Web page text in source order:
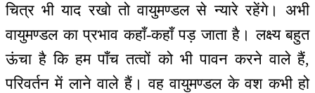
चित्र भी याद रखो तो वायुमण्डल से न्यारे रहेंगे। अभी
वायुमण्डल का प्रभाव कहाँ-कहाँ पड़ जाता है। लक्ष्य बहुत
ऊंचा है कि हम पाँच तत्वों को भी पावन करने वाले हैं,
परिवर्तन में लाने वाले हैं। वह वायुमण्डल के वश कभी हो